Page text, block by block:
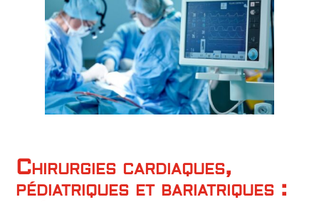
Chirurgies cardiaques,
pédiatriques et bariatriques :